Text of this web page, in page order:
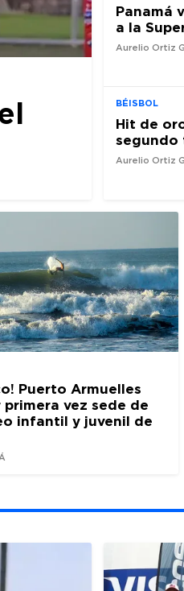
Panamá
a la
Aurelio Ortiz
BÉISBOL
Hit de
segundo
Aurelio Ortiz
Puerto Armuelles
primera vez sede de
infantil y juvenil de